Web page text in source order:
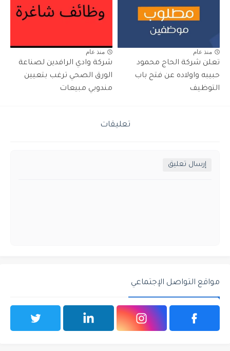
منذ عام
تعلن شركة الحاج محمود
حبيبه واولاده عن فتح باب
التوظيف
منذ عام
شركة وادي الرافدين لصناعة
الورق الصحي ترغب بتعيين
مندوبي مبيعات
تعليقات
إرسال تعليق
مواقع التواصل الإجتماعي